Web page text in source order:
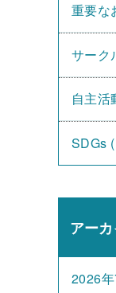
重要な
サーク
自主活
SDGs
アー
2026